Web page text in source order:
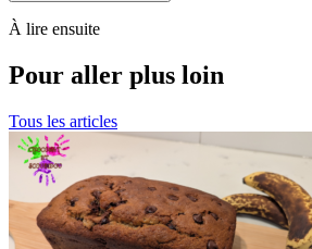
À lire ensuite
Pour aller plus loin
Tous les articles